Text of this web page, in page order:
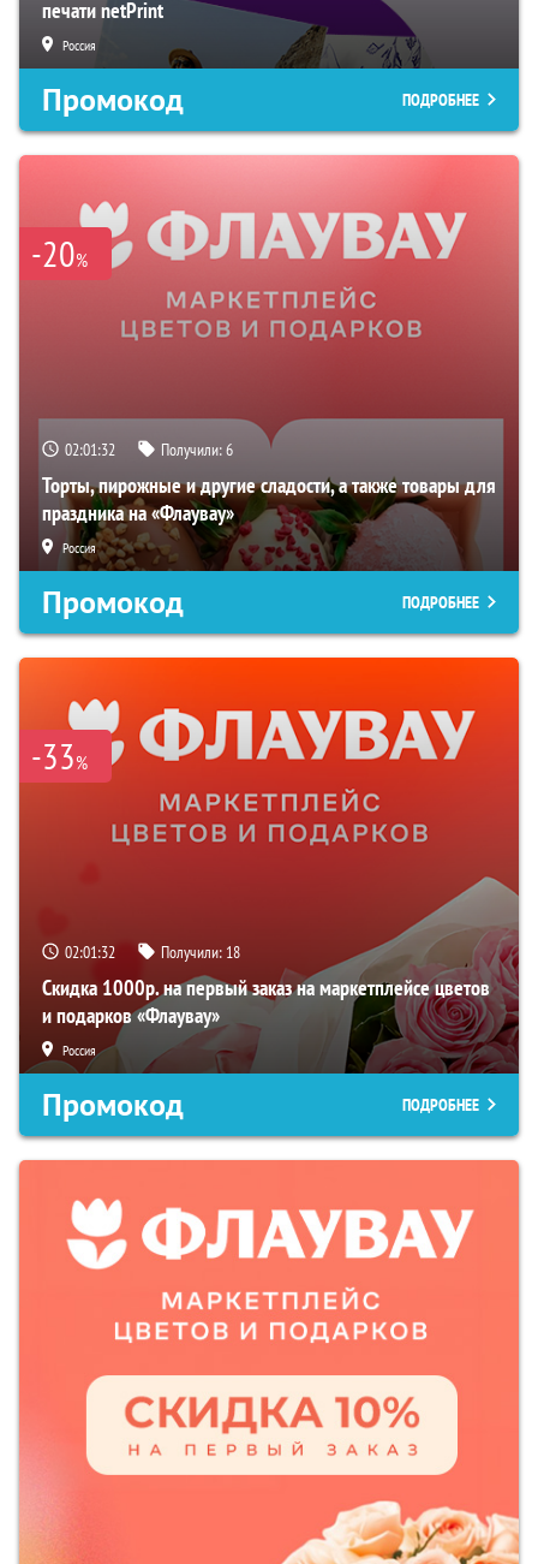
печати netPrint
Россия
Промокод ПОДРОБНЕЕ
-20%
02:01:31 Получили:6
Торты, пирожные и другие сладости, а также товары для
праздника на «Флаувау»
Россия
Промокод ПОДРОБНЕЕ
-33%
02:01:31 Получили: 18
Скидка 1000р. на первый заказ на маркетплейсе цветов
и подарков «Флаувау»
Россия
Промокод ПОДРОБНЕЕ